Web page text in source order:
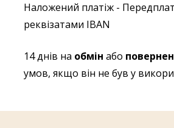
Наложений платіж -
реквізатами IBAN
14 днів на обмін або
умов, якщо він не був у